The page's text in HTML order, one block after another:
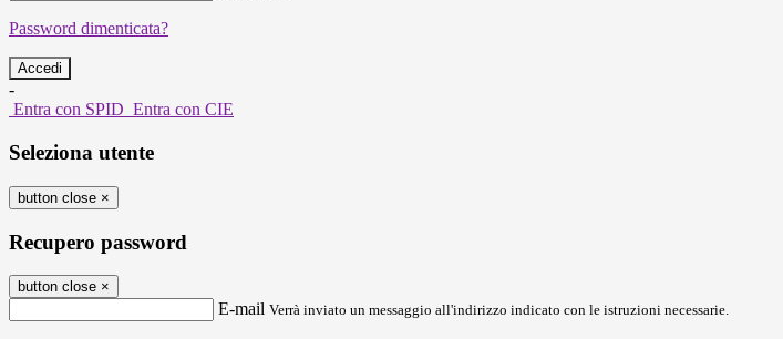
Password dimenticata?
-
Entra con SPID Entra con CIE
Seleziona utente
button close ×
Recupero password
button close ×
E-mail Verrà inviato un messaggio all'indirizzo indicato con le istruzioni necessarie.